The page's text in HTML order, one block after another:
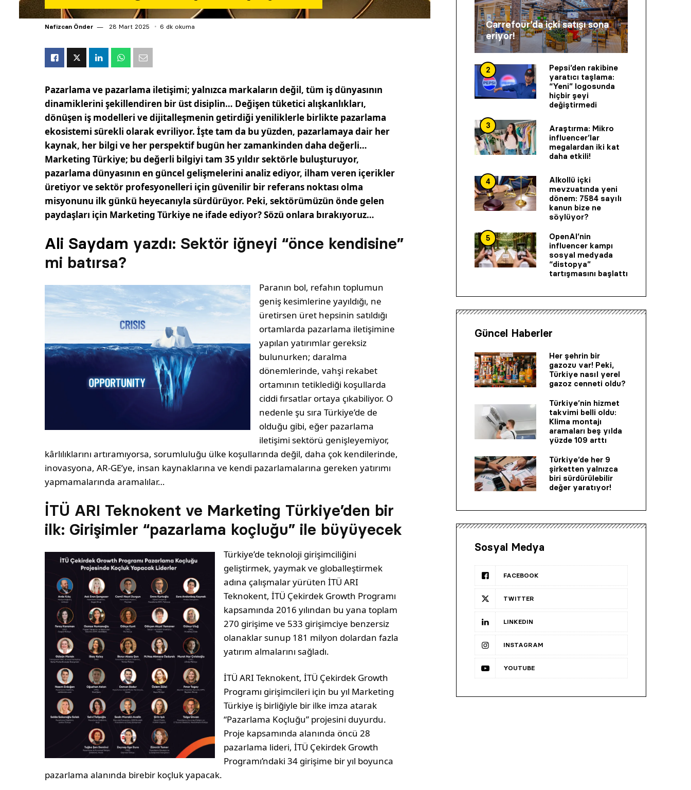
Nafizcan Önder 28 Mart 2025 6 dk okuma
Pazarlama ve pazarlama iletişimi; yalnızca markaların değil, tüm iş dünyasının
dinamiklerini şekillendiren bir üst disiplin… Değişen tüketici alışkanlıkları,
dönüşen iş modelleri ve dijitalleşmenin getirdiği yeniliklerle birlikte pazarlama
ekosistemi sürekli olarak evriliyor. İşte tam da bu yüzden, pazarlamaya dair her
kaynak, her bilgi ve her perspektif bugün her zamankinden daha değerli…
Marketing Türkiye; bu değerli bilgiyi tam 35 yıldır sektörle buluşturuyor,
pazarlama dünyasının en güncel gelişmelerini analiz ediyor, ilham veren içerikler
üretiyor ve sektör profesyonelleri için güvenilir bir referans noktası olma
misyonunu ilk günkü heyecanıyla sürdürüyor. Peki, sektörümüzün önde gelen
paydaşları için Marketing Türkiye ne ifade ediyor? Sözü onlara bırakıyoruz…
Ali Saydam yazdı: Sektör iğneyi “önce kendisine”
mi batırsa?
Paranın bol, refahın toplumun
geniş kesimlerine yayıldığı, ne
üretirsen üret hepsinin satıldığı
ortamlarda pazarlama iletişimine
yapılan yatırımlar gereksiz
bulunurken; daralma
dönemlerinde, vahşi rekabet
ortamının tetiklediği koşullarda
ciddi fırsatlar ortaya çıkabiliyor. O
nedenle şu sıra Türkiye’de de
olduğu gibi, eğer pazarlama
iletişimi sektörü genişleyemiyor,
kârlılıklarını artıramıyorsa, sorumluluğu ülke koşullarında değil, daha çok kendilerinde,
inovasyona, AR-GE’ye, insan kaynaklarına ve kendi pazarlamalarına gereken yatırımı
yapmamalarında aramalılar…
İTÜ ARI Teknokent ve Marketing Türkiye’den bir
ilk: Girişimler “pazarlama koçluğu” ile büyüyecek
Türkiye’de teknoloji girişimciliğini
geliştirmek, yaymak ve globalleştirmek
adına çalışmalar yürüten İTÜ ARI
Teknokent, İTÜ Çekirdek Growth Programı
kapsamında 2016 yılından bu yana toplam
270 girişime ve 533 girişimciye benzersiz
olanaklar sunup 181 milyon dolardan fazla
yatırım almalarını sağladı.
İTÜ ARI Teknokent, İTÜ Çekirdek Growth
Programı girişimcileri için bu yıl Marketing
Türkiye iş birliğiyle bir ilke imza atarak
“Pazarlama Koçluğu” projesini duyurdu.
Proje kapsamında alanında öncü 28
pazarlama lideri, İTÜ Çekirdek Growth
Programı’ndaki 34 girişime bir yıl boyunca
pazarlama alanında birebir koçluk yapacak.
Carrefour’da içki satışı sona
eriyor!
2
Pepsi’den rakibine
yaratıcı taşlama:
“Yeni” logosunda
hiçbir şeyi
değiştirmedi
3
Araştırma: Mikro
influencer’lar
megalardan iki kat
daha etkili!
4
Alkollü içki
mevzuatında yeni
dönem: 7584 sayılı
kanun bize ne
söylüyor?
5
OpenAI’nin
influencer kampı
sosyal medyada
“distopya”
tartışmasını başlattı
Güncel Haberler
Her şehrin bir
gazozu var! Peki,
Türkiye nasıl yerel
gazoz cenneti oldu?
Türkiye’nin hizmet
takvimi belli oldu:
Klima montajı
aramaları beş yılda
yüzde 109 arttı
Türkiye’de her 9
şirketten yalnızca
biri sürdürülebilir
değer yaratıyor!
Sosyal Medya
FACEBOOK
TWITTER
LINKEDIN
INSTAGRAM
YOUTUBE